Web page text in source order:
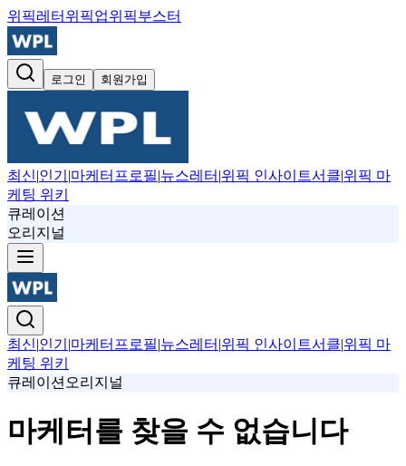
위픽레터 위픽업위픽부스터
로그인 회원가입
최신|인기 |마케터프로필|뉴스레터 |위픽 인사이트서클|위픽 마
케팅 위키
큐레이션
오리지널
최신|인기 |마케터프로필|뉴스레터 |위픽 인사이트서클|위픽 마
케팅 위키
큐레이션 오리지널
마케터를 찾을 수 없습니다